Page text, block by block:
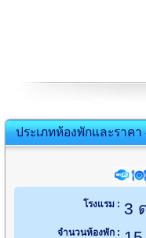
ประเภทห้องพักและราค
โรงแรม : 3
จำนวนห้องพัก :